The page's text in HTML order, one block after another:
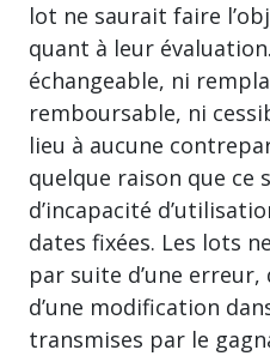
lot ne saurait faire
quant à leur
échangeable, ni
remboursable, ni
lieu à aucune
quelque raison que ce
d’incapacité
dates fixées. Les lots
par suite d’une erreur,
d’une modification
transmises par le